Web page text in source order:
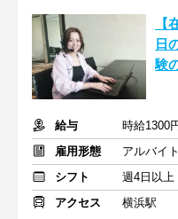
【
日
験
給与
時給1300
雇用形態
アルバイ
シフト
週4日以上
アクセス
横浜駅